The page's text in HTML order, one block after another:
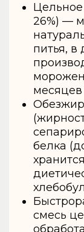
Цельное
26%) —
питья, в
месяцев
белка
смесь